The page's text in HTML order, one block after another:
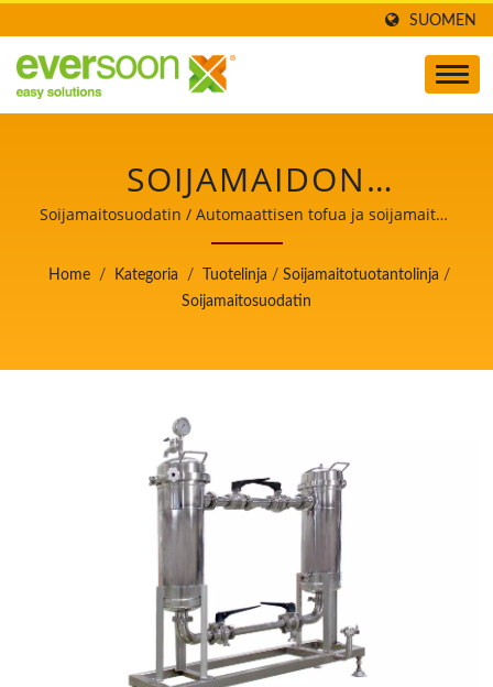
SUOMEN
SOIJAMAIDON
SUODATIN ON YKSI
KONEISTA
SOIJAMAIDON
TOFUA JA SOIJAMAITOA
VALMISTAVAN KONEEN
JOHTAJA, JONKA
ENSISIJAINEN TAVOITE
ON
Soijamaitosuodatin / Automaattisen tofua ja soijamaitoa
valmistavan koneen johtaja, jonka ensisijainen tavoite
on elintarviketurvallisuus.
Home / Kategoria / Tuotelinja / Soijamaitotuotantolinja /
Soijamaitosuodatin